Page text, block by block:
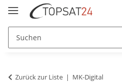
Zurück zur Liste MK-Digital